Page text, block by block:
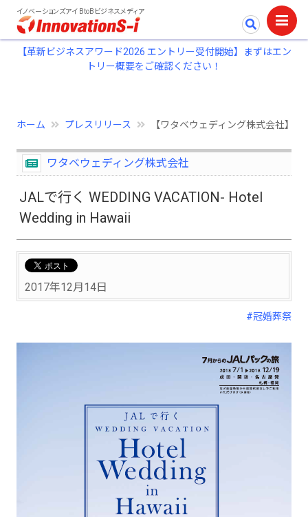
イノベーションズアイ BtoBビジネスメディア
【革新ビジネスアワード2026 エントリー受付開始】まずはエン
トリー概要をご確認ください！
ホーム プレスリリース 【ワタベウェディング株式会社】
ワタベウェディング株式会社
JALで行く WEDDING VACATION- Hotel
Wedding in Hawaii
2017年12月14日
#冠婚葬祭